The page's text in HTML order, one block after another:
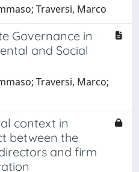
Traversi, Marco
Governance in
and Social
Traversi, Marco;
context in
between the
and firm